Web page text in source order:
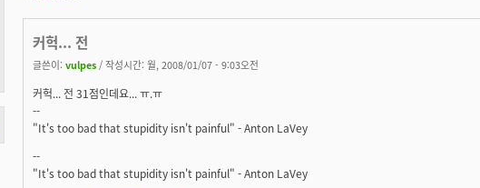
커헉... 전
글쓴이: vulpes / 작성시간: 월, 2008/01/07 - 9:03오전
커헉... 전 31점인데요... ㅠ.ㅠ
--
"It's too bad that stupidity isn't painful" - Anton LaVey
--
"It's too bad that stupidity isn't painful" - Anton LaVey